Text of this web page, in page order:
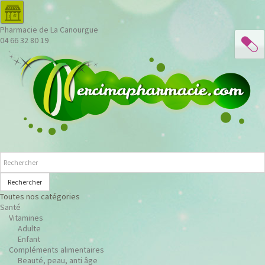
Pharmacie de La Canourgue
04 66 32 80 19
Rechercher
Toutes nos catégories
Santé
Vitamines
Adulte
Enfant
Compléments alimentaires
Beauté, peau, anti âge